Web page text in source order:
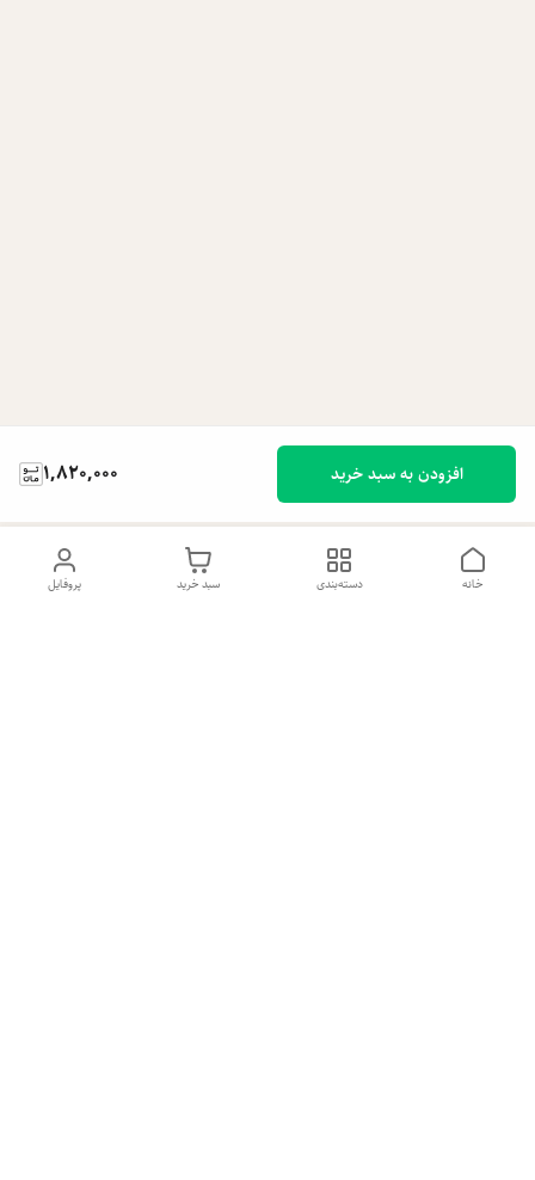
1,820,000 افزودن به سبد خرید
پروفایل سبد خرید دسته‌بندی خانه